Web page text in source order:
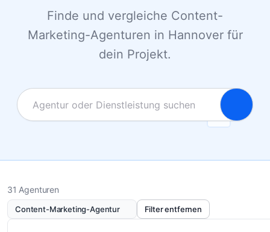
Finde und vergleiche Content-
Marketing-Agenturen in Hannover für
dein Projekt.
31 Agenturen
Content-Marketing-Agentur Filter entfernen